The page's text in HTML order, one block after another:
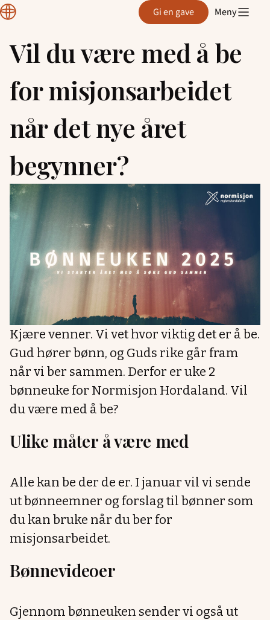
Hopp
innhold
Normisjon
Hordaland
Gi en gave Meny
Vil du være med å be
for misjonsarbeidet
når det nye året
begynner?
Kjære venner. Vi vet hvor viktig det er å be.
Gud hører bønn, og Guds rike går fram
når vi ber sammen. Derfor er uke 2
bønneuke for Normisjon Hordaland. Vil
du være med å be?
Ulike måter å være med
Alle kan be der de er. I januar vil vi sende
ut bønneemner og forslag til bønner som
du kan bruke når du ber for
misjonsarbeidet.
Bønnevideoer
Gjennom bønneuken sender vi også ut